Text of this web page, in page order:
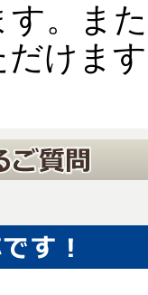
す。ま
だけま